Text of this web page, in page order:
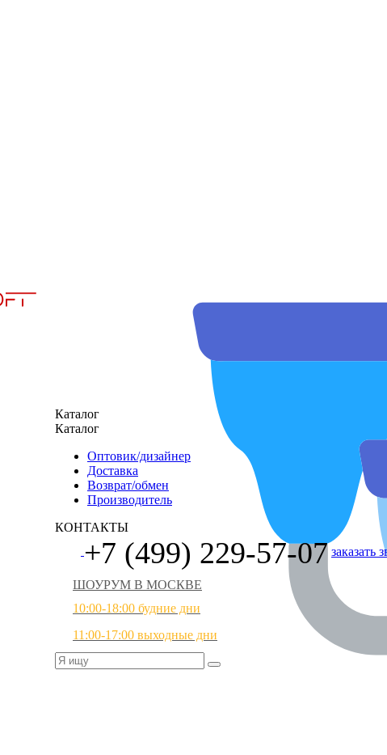
Каталог
Каталог
Оптовик/дизайнер
Доставка
Возврат/обмен
Производитель
КОНТАКТЫ
+7 (499) 229-57-07 заказать
ШОУРУМ В МОСКВЕ
10:00-18:00 будние дни
11:00-17:00 выходные дни